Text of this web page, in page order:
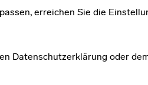
erreichen Sie die
Datenschutzerklärung oder